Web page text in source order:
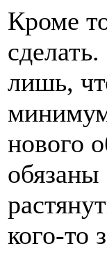
Кроме
лишь,
нового
обязаны
кого-то